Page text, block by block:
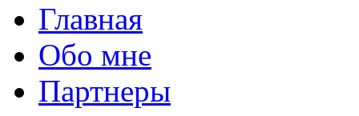
Главная
Обо мне
Партнеры